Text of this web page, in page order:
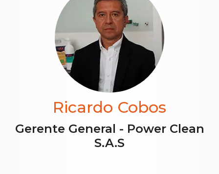
Ricardo Cobos
Gerente General - Power Clean
S.A.S